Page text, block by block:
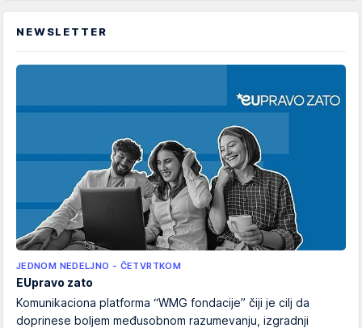
NEWSLETTER
JEDNOM NEDELJNO - ČETVRTKOM
EUpravo zato
Komunikaciona platforma “WMG fondacije” čiji je cilj da
doprinese boljem međusobnom razumevanju, izgradnji